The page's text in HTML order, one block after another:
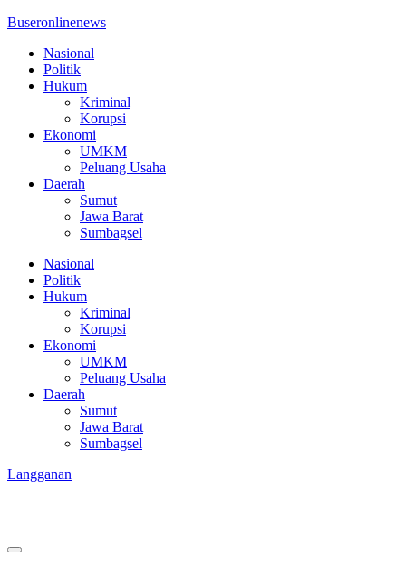
Buseronlinenews
Nasional
Politik
Hukum
Kriminal
Korupsi
Ekonomi
UMKM
Peluang Usaha
Daerah
Sumut
Jawa Barat
Sumbagsel
Nasional
Politik
Hukum
Kriminal
Korupsi
Ekonomi
UMKM
Peluang Usaha
Daerah
Sumut
Jawa Barat
Sumbagsel
Langganan